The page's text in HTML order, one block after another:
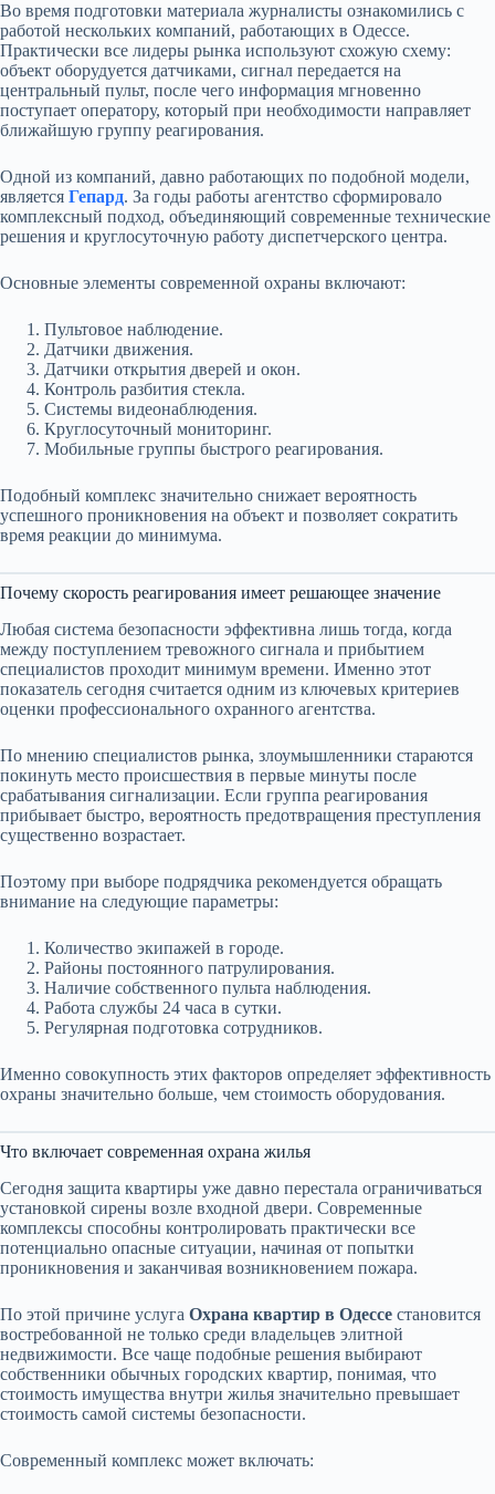
Во время подготовки материала журналисты ознакомились с
работой нескольких компаний, работающих в Одессе.
Практически все лидеры рынка используют схожую схему:
объект оборудуется датчиками, сигнал передается на
центральный пульт, после чего информация мгновенно
поступает оператору, который при необходимости направляет
ближайшую группу реагирования.
Одной из компаний, давно работающих по подобной модели,
является Гепард. За годы работы агентство сформировало
комплексный подход, объединяющий современные технические
решения и круглосуточную работу диспетчерского центра.
Основные элементы современной охраны включают:
Пультовое наблюдение.
Датчики движения.
Датчики открытия дверей и окон.
Контроль разбития стекла.
Системы видеонаблюдения.
Круглосуточный мониторинг.
Мобильные группы быстрого реагирования.
Подобный комплекс значительно снижает вероятность
успешного проникновения на объект и позволяет сократить
время реакции до минимума.
Почему скорость реагирования имеет решающее значение
Любая система безопасности эффективна лишь тогда, когда
между поступлением тревожного сигнала и прибытием
специалистов проходит минимум времени. Именно этот
показатель сегодня считается одним из ключевых критериев
оценки профессионального охранного агентства.
По мнению специалистов рынка, злоумышленники стараются
покинуть место происшествия в первые минуты после
срабатывания сигнализации. Если группа реагирования
прибывает быстро, вероятность предотвращения преступления
существенно возрастает.
Поэтому при выборе подрядчика рекомендуется обращать
внимание на следующие параметры:
Количество экипажей в городе.
Районы постоянного патрулирования.
Наличие собственного пульта наблюдения.
Работа службы 24 часа в сутки.
Регулярная подготовка сотрудников.
Именно совокупность этих факторов определяет эффективность
охраны значительно больше, чем стоимость оборудования.
Что включает современная охрана жилья
Сегодня защита квартиры уже давно перестала ограничиваться
установкой сирены возле входной двери. Современные
комплексы способны контролировать практически все
потенциально опасные ситуации, начиная от попытки
проникновения и заканчивая возникновением пожара.
По этой причине услуга Охрана квартир в Одессе становится
востребованной не только среди владельцев элитной
недвижимости. Все чаще подобные решения выбирают
собственники обычных городских квартир, понимая, что
стоимость имущества внутри жилья значительно превышает
стоимость самой системы безопасности.
Современный комплекс может включать: